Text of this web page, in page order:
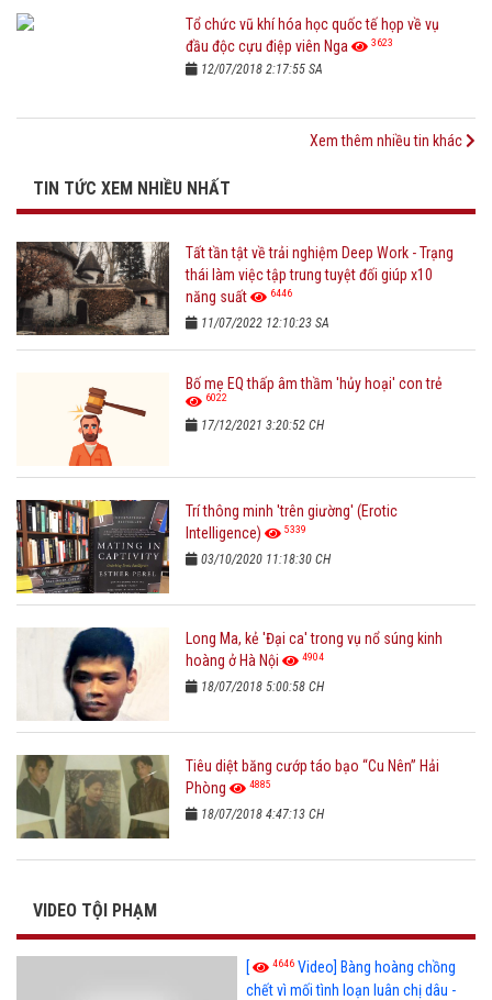
Tổ chức vũ khí hóa học quốc tế họp về vụ
đầu độc cựu điệp viên Nga
3623
12/07/2018 2:17:55 SA
Xem thêm nhiều tin khác
TIN TỨC XEM NHIỀU NHẤT
Tất tần tật về trải nghiệm Deep Work - Trạng
thái làm việc tập trung tuyệt đối giúp x10
năng suất
6446
11/07/2022 12:10:23 SA
Bố mẹ EQ thấp âm thầm 'hủy hoại' con trẻ
6022
17/12/2021 3:20:52 CH
Trí thông minh 'trên giường' (Erotic
Intelligence)
5339
03/10/2020 11:18:30 CH
Long Ma, kẻ 'Đại ca' trong vụ nổ súng kinh
hoàng ở Hà Nội
4904
18/07/2018 5:00:58 CH
Tiêu diệt băng cướp táo bạo “Cu Nên” Hải
Phòng
4885
18/07/2018 4:47:13 CH
VIDEO TỘI PHẠM
[ 4646 Video] Bàng hoàng chồng
chết vì mối tình loạn luân chị dâu -